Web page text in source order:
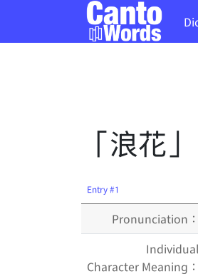
「浪花」
Entry #1
Pronunciation：
Individual
Character Meaning：